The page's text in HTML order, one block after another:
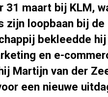
31 maart bij KLM,
zijn loopbaan bij de
bekleedde
en e-
Martijn van der
een nieuwe